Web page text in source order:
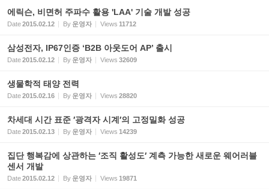
에릭슨, 비면허 주파수 활용 'LAA' 기술 개발 성공
Date2015.02.12 By 운영자 Views 11712
삼성전자, IP67인증 ‘B2B 아웃도어 AP’ 출시
Date2015.02.12 By 운영자 Views 32609
생물학적 태양 전력
Date2015.02.16 By 운영자 Views 28820
차세대 시간 표준 ′광격자 시계′의 고정밀화 성공
Date2015.02.13 By 운영자 Views 14239
집단 행복감에 상관하는 ′조직 활성도′ 계측 가능한 새로운 웨어러블
센서 개발
Date2015.02.12 By 운영자 Views 19871